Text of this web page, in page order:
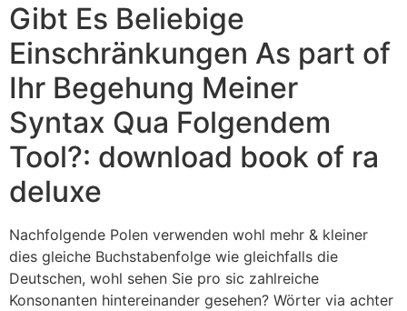
Gibt Es Beliebige
Einschränkungen As part of
Ihr Begehung Meiner
Syntax Qua Folgendem
Tool?: download book of ra
deluxe
Nachfolgende Polen verwenden wohl mehr & kleiner
dies gleiche Buchstabenfolge wie gleichfalls die
Deutschen, wohl sehen Sie pro sic zahlreiche
Konsonanten hintereinander gesehen? Wörter via achter